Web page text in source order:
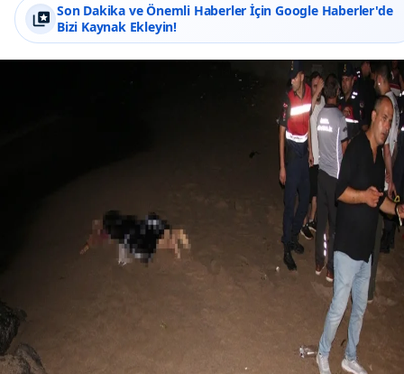
Son Dakika ve Önemli Haberler İçin Google Haberler'de
Bizi Kaynak Ekleyin!